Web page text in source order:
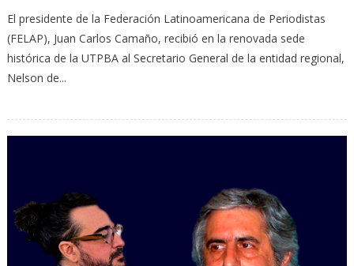
El presidente de la Federación Latinoamericana de Periodistas
(FELAP), Juan Carlos Camaño, recibió en la renovada sede
histórica de la UTPBA al Secretario General de la entidad regional,
Nelson de...